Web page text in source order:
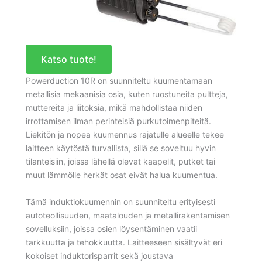
Katso tuote!
Powerduction 10R on suunniteltu kuumentamaan
metallisia mekaanisia osia, kuten ruostuneita pultteja,
muttereita ja liitoksia, mikä mahdollistaa niiden
irrottamisen ilman perinteisiä purkutoimenpiteitä.
Liekitön ja nopea kuumennus rajatulle alueelle tekee
laitteen käytöstä turvallista, sillä se soveltuu hyvin
tilanteisiin, joissa lähellä olevat kaapelit, putket tai
muut lämmölle herkät osat eivät halua kuumentua.
Tämä induktiokuumennin on suunniteltu erityisesti
autoteollisuuden, maatalouden ja metallirakentamisen
sovelluksiin, joissa osien löysentäminen vaatii
tarkkuutta ja tehokkuutta. Laitteeseen sisältyvät eri
kokoiset induktorisparrit sekä joustava